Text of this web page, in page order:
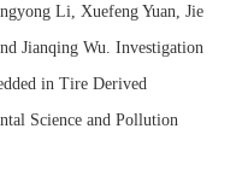
Li, Xuefeng Yuan, Jie
Jianqing Wu. Investigation
in Tire Derived
Science and Pollution